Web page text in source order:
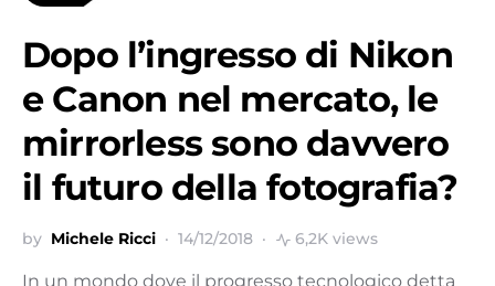
Dopo l’ingresso di Nikon
e Canon nel mercato, le
mirrorless sono davvero
il futuro della fotografia?
by Michele Ricci 14/12/2018 6,2K views
In un mondo dove il progresso tecnologico detta